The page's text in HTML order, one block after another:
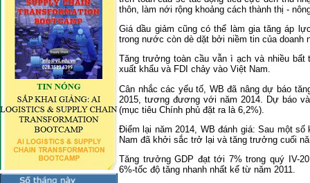
thôn, làm nới rộng khoảng cách thành thị -
Giá dầu giảm cũng có thể làm gia tăng áp
trong nước còn dè dặt bởi niềm tin của doanh
Tăng trưởng toàn cầu vẫn ì ạch và nhiều
xuất khẩu và FDI chảy vào Việt Nam.
Cân nhắc các yếu tố, WB đã nâng dự báo
2015, tương đương với năm 2014. Dự báo
(mục tiêu Chính phủ đặt ra là 6,2%).
Điểm lại năm 2014, WB đánh giá: Sau một
Nam đã khởi sắc trở lại và tăng trưởng cuối
Tăng trưởng GDP đạt tới 7% trong quý IV-
6%-tốc độ tăng nhanh nhất kể từ năm 2011.